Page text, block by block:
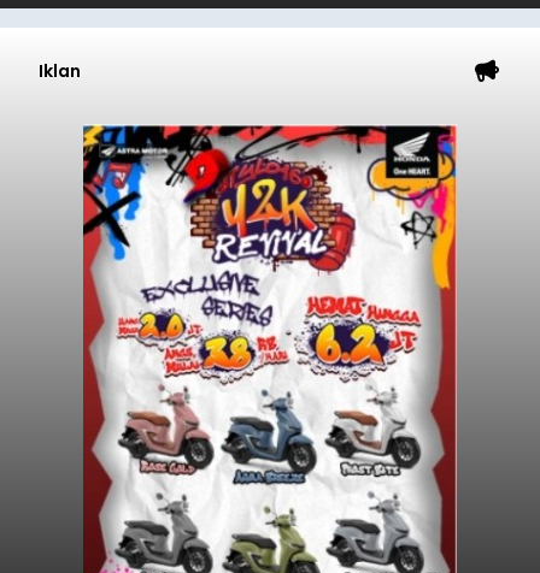
Iklan
Sempat Cekcok dengan Istri,
Pria Asal Pemogan Ditemukan
Tak Bernyawa di Pantai
Purnama
balitribune.co.id I Gianyar -Seorang pria asal
Lingkungan Dalem, Pemogan, Denpasar Selatan,
Kota Denpasar, yang diketahui bernama I Kadek
Dedi Wiranata (35), ditemukan tidak bernyawa di
pesisir Pantai Purnama, Sukawati.
Sebelum ditemukan meninggal dunia, korban
sempat memberitahukan lokasi terakhirnya
melalui pesan singkat WhatsApp dan juga
mengirimkan foto dua botol pembersih lantai ke